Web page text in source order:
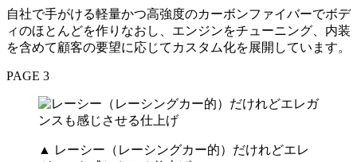
自社で手がける軽量かつ高強度のカーボンファイバーでボデ
ィのほとんどを作りなおし、エンジンをチューニング、内装
を含めて顧客の要望に応じてカスタム化を展開しています。
PAGE 3
▲ レーシー（レーシングカー的）だけれどエレ